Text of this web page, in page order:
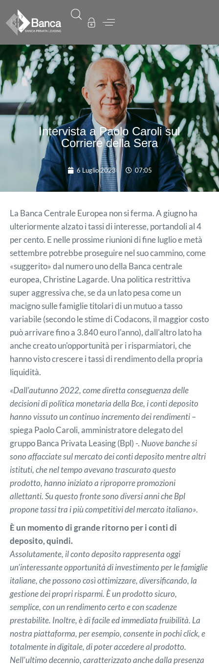
Intervista a Paolo Caroli sul
Corriere della Sera
6 Luglio 2023 07:05
La Banca Centrale Europea non si ferma. A giugno ha
ulteriormente alzato i tassi di interesse, portandoli al 4
per cento. E nelle prossime riunioni di fine luglio e metà
settembre potrebbe proseguire nel suo cammino, come
«suggerito» dal numero uno della Banca centrale
europea, Christine Lagarde. Una politica restrittiva
super aggressiva che, se da un lato pesa come un
macigno sulle famiglie titolari di un mutuo a tasso
variabile (secondo le stime di Codacons, il maggior costo
può arrivare fino a 3.840 euro l'anno), dall'altro lato ha
anche creato un'opportunità per i risparmiatori, che
hanno visto crescere i tassi di rendimento della propria
liquidità.
«Dall'autunno 2022, come diretta conseguenza delle
decisioni di politica monetaria della Bce, i conti deposito
hanno vissuto un continuo incremento dei rendimenti–
spiega Paolo Caroli, amministratore delegato del
gruppo Banca Privata Leasing (Bpl) -. Nuove banche si
sono affacciate sul mercato dei conti deposito mentre altri
istituti, che nel tempo avevano trascurato questo
prodotto, hanno iniziato a riproporre promozioni
allettanti. Su questo fronte sono diversi anni che Bpl
propone tassi tra i più competitivi del mercato italiano».
È un momento di grande ritorno per i conti di
deposito, quindi.
Assolutamente, il conto deposito rappresenta oggi
un'interessante opportunità di investimento per le famiglie
italiane, che possono così ottimizzare, diversificando, la
gestione dei propri risparmi. È un prodotto sicuro,
semplice, con un rendimento certo e con scadenze
prestabilite. Inoltre, è di facile ed immediata fruibilità. La
nostra piattaforma, per esempio, consente in pochi click, e
totalmente in digitale, di poter accedere al prodotto.
Nell'ultimo decennio, caratterizzato anche dalla presenza